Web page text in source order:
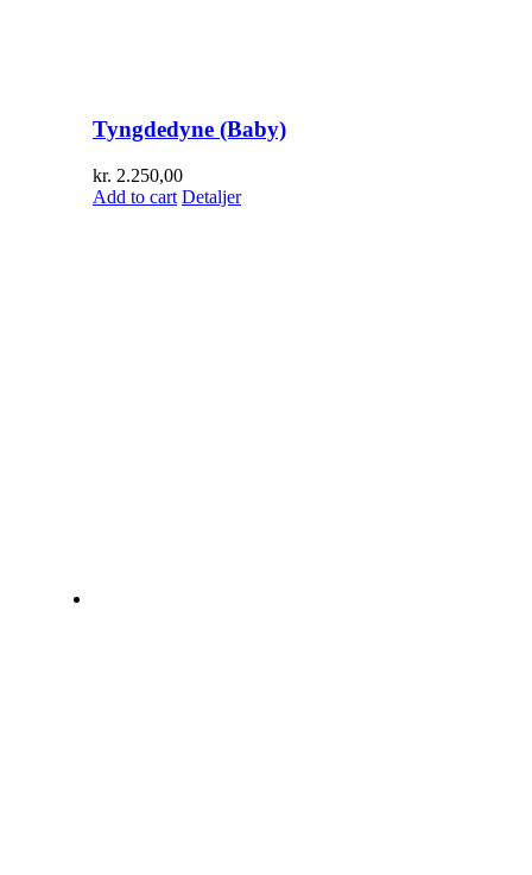
Tyngdedyne (Baby)
kr. 2.250,00
Add to cart Detaljer